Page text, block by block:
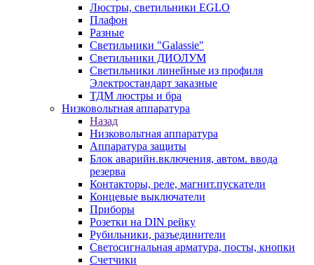
Люстры, светильники EGLO
Плафон
Разные
Светильники "Galassie"
Светильники ДИОЛУМ
Светильники линейные из профиля
Электростандарт заказные
ТДМ люстры и бра
Низковольтная аппаратура
Назад
Низковольтная аппаратура
Аппаратура защиты
Блок аварийн.включения, автом. ввода
резерва
Контакторы, реле, магнит.пускатели
Концевые выключатели
Приборы
Розетки на DIN рейку
Рубильники, разъединители
Светосигнальная арматура, посты, кнопки
Счетчики